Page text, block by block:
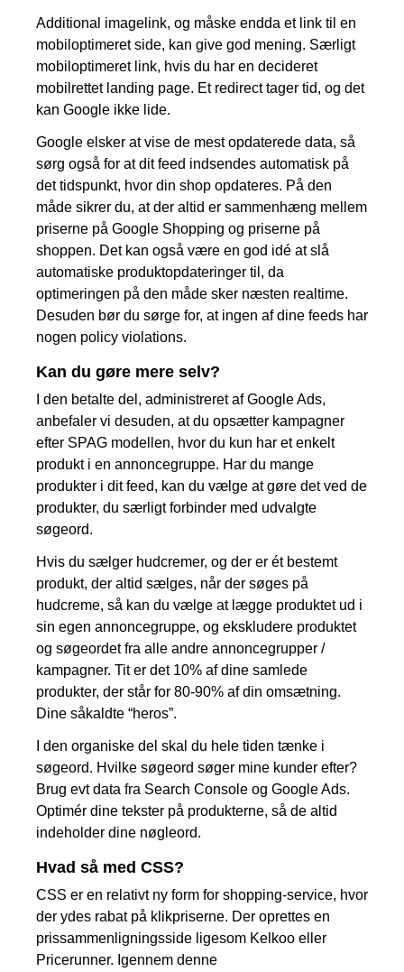
Additional imagelink, og måske endda et link til en
mobiloptimeret side, kan give god mening. Særligt
mobiloptimeret link, hvis du har en decideret
mobilrettet landing page. Et redirect tager tid, og det
kan Google ikke lide.
Google elsker at vise de mest opdaterede data, så
sørg også for at dit feed indsendes automatisk på
det tidspunkt, hvor din shop opdateres. På den
måde sikrer du, at der altid er sammenhæng mellem
priserne på Google Shopping og priserne på
shoppen. Det kan også være en god idé at slå
automatiske produktopdateringer til, da
optimeringen på den måde sker næsten realtime.
Desuden bør du sørge for, at ingen af dine feeds har
nogen policy violations.
Kan du gøre mere selv?
I den betalte del, administreret af Google Ads,
anbefaler vi desuden, at du opsætter kampagner
efter SPAG modellen, hvor du kun har et enkelt
produkt i en annoncegruppe. Har du mange
produkter i dit feed, kan du vælge at gøre det ved de
produkter, du særligt forbinder med udvalgte
søgeord.
Hvis du sælger hudcremer, og der er ét bestemt
produkt, der altid sælges, når der søges på
hudcreme, så kan du vælge at lægge produktet ud i
sin egen annoncegruppe, og ekskludere produktet
og søgeordet fra alle andre annoncegrupper /
kampagner. Tit er det 10% af dine samlede
produkter, der står for 80-90% af din omsætning.
Dine såkaldte “heros”.
I den organiske del skal du hele tiden tænke i
søgeord. Hvilke søgeord søger mine kunder efter?
Brug evt data fra Search Console og Google Ads.
Optimér dine tekster på produkterne, så de altid
indeholder dine nøgleord.
Hvad så med CSS?
CSS er en relativt ny form for shopping-service, hvor
der ydes rabat på klikpriserne. Der oprettes en
prissammenligningsside ligesom Kelkoo eller
Pricerunner. Igennem denne